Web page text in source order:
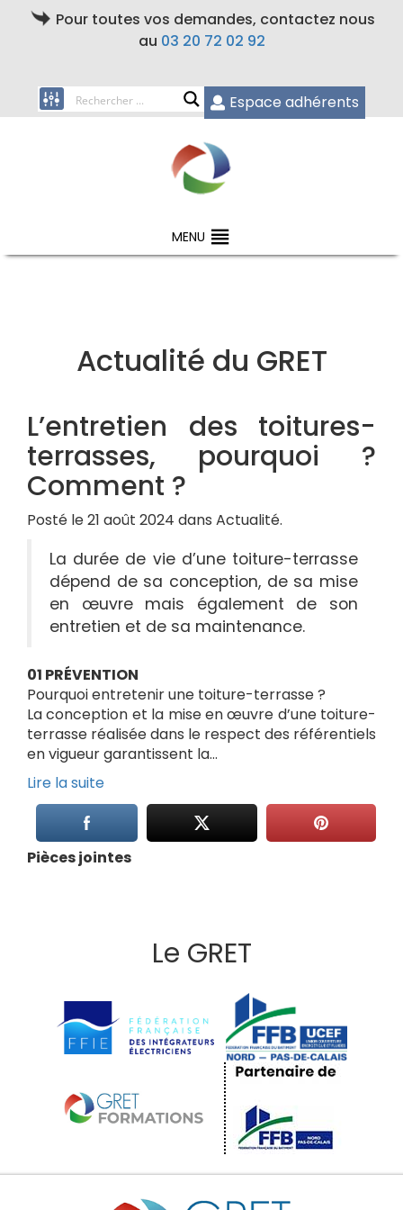
Pour toutes vos demandes, contactez nous
au 03 20 72 02 92
Espace adhérents
MENU
Actualité du GRET
L’entretien des toitures-
terrasses, pourquoi ?
Comment ?
Posté le 21 août 2024 dans Actualité.
La durée de vie d’une toiture-terrasse
dépend de sa conception, de sa mise
en œuvre mais également de son
entretien et de sa maintenance.
01 PRÉVENTION
Pourquoi entretenir une toiture-terrasse ?
La conception et la mise en œuvre d’une toiture-
terrasse réalisée dans le respect des référentiels
en vigueur garantissent la…
Lire la suite
Pièces jointes
Le GRET